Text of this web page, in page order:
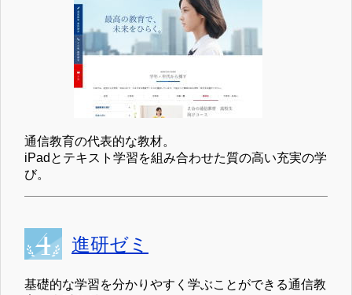
通信教育の代表的な教材。
iPadとテキスト学習を組み合わせた質の高い充実の学
び。
進研ゼミ
基礎的な学習を分かりやすく学ぶことができる通信教